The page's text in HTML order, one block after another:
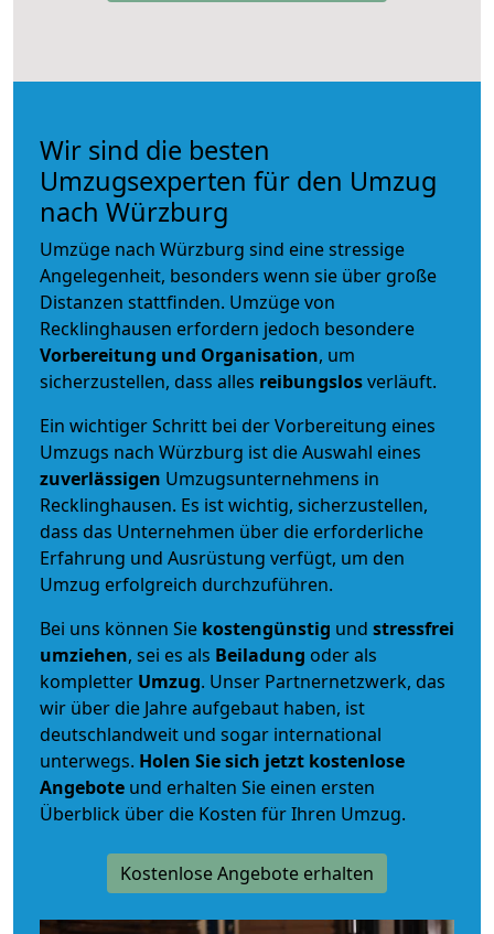
Wir sind die besten
Umzugsexperten für den Umzug
nach Würzburg
Umzüge nach Würzburg sind eine stressige
Angelegenheit, besonders wenn sie über große
Distanzen stattfinden. Umzüge von
Recklinghausen erfordern jedoch besondere
Vorbereitung und Organisation, um
sicherzustellen, dass alles reibungslosverläuft.
Ein wichtiger Schritt bei der Vorbereitung eines
Umzugs nach Würzburg ist die Auswahl eines
zuverlässigen Umzugsunternehmens in
Recklinghausen. Es ist wichtig, sicherzustellen,
dass das Unternehmen über die erforderliche
Erfahrung und Ausrüstung verfügt, um den
Umzug erfolgreich durchzuführen.
Bei uns können Sie kostengünstig und stressfrei
umziehen, sei es als Beiladung oder als
kompletter Umzug. Unser Partnernetzwerk, das
wir über die Jahre aufgebaut haben, ist
deutschlandweit und sogar international
unterwegs. Holen Sie sich jetzt kostenlose
Angebote und erhalten Sie einen ersten
Überblick über die Kosten für Ihren Umzug.
Kostenlose Angebote erhalten